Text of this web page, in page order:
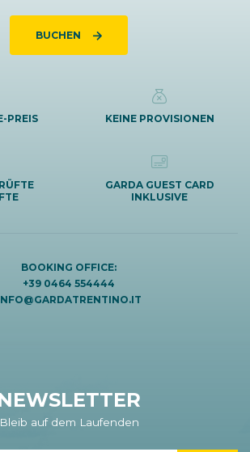
BUCHEN
PREIS KEINE PROVISIONEN
GARDA GUEST CARD
INKLUSIVE
BOOKING OFFICE:
+39 0464 554444
Bleib auf dem Laufenden